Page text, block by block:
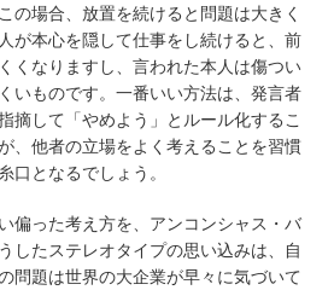
の場合、放置を続けると問題は大きく
が本心を隠して仕事をし続けると、前
くなりますし、言われた本人は傷つい
いものです。一番いい方法は、発言者
摘して「やめよう」とルール化するこ
、他者の立場をよく考えることを習慣
口となるでしょう。
偏った考え方を、アンコンシャス・バ
したステレオタイプの思い込みは、自
問題は世界の大企業が早々に気づいて